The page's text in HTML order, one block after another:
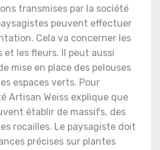
transmises par la société
peuvent effectuer
Cela va concerner les
et les fleurs. Il peut aussi
mise en place des pelouses
espaces verts. Pour
Artisan Weiss explique que
établir de massifs, des
rocailles. Le paysagiste doit
précises sur plantes